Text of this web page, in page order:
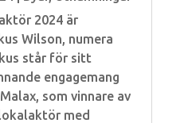
2024 är
Wilson, numera
står för sitt
engagemang
som vinnare av
med